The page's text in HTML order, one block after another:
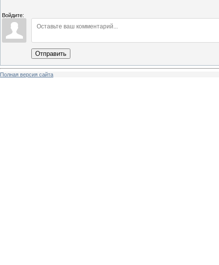
Войдите:
Отправить
Полная версия сайта